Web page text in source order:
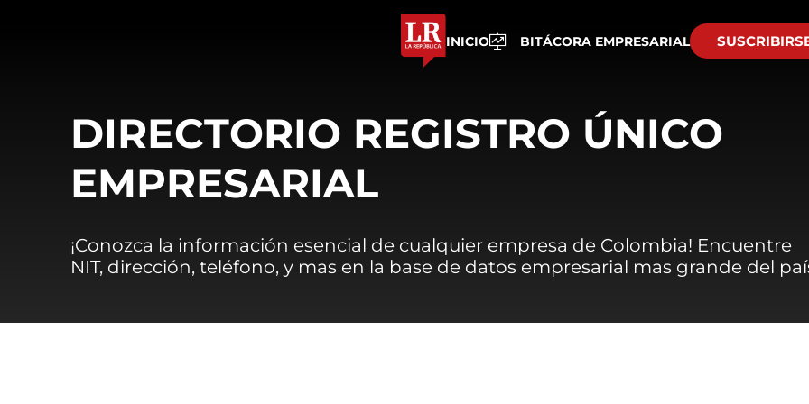
INICIO BITÁCORA EMPRESARIAL
DIRECTORIO REGISTRO ÚNICO
EMPRESARIAL
¡Conozca la información esencial de cualquier empresa de Colombia! Encuentre
NIT, dirección, teléfono, y mas en la base de datos empresarial mas grande del